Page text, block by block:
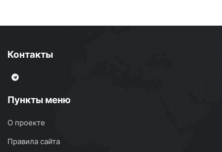
Контакты
Пункты меню
О проекте
Правила сайта